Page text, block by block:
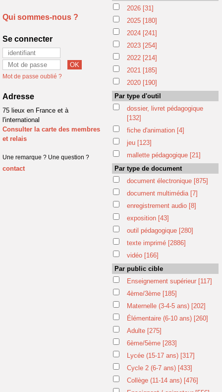
Qui sommes-nous ?
Se connecter
Mot de passe oublié ?
Adresse
75 lieux en France et à
l'international
Consulter la carte des membres
et relais
Une remarque ? Une question ?
contact
2026 [31]
2025 [180]
2024 [241]
2023 [254]
2022 [214]
2021 [185]
2020 [190]
Par type d'outil
dossier, livret pédagogique
[132]
fiche d'animation [4]
jeu [123]
mallette pédagogique [21]
Par type de document
document électronique [875]
document multimédia [7]
enregistrement audio [8]
exposition [43]
outil pédagogique [280]
texte imprimé [2886]
vidéo [166]
Par public cible
Enseignement supérieur [117]
4ème/3ème [185]
Maternelle (3-4-5 ans) [202]
Élémentaire (6-10 ans) [260]
Adulte [275]
6ème/5ème [283]
Lycée (15-17 ans) [317]
Cycle 2 (6-7 ans) [433]
Collège (11-14 ans) [476]